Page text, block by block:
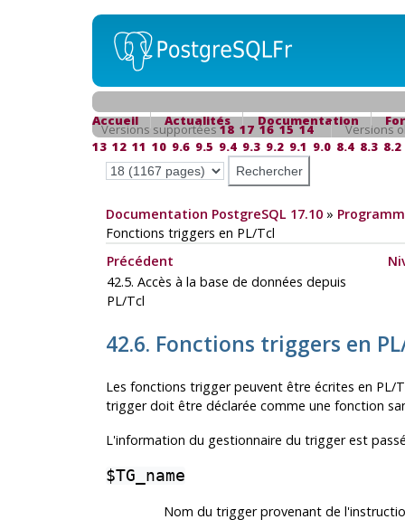
Accueil Actualités Documentation
Versions supportées18 17 16 15 14
Versions
13 12 11 10 9.6 9.5 9.4 9.3 9.2 9.1 9.0 8.4 8.3 8.2
Documentation PostgreSQL 17.10»
Fonctions triggers en PL/Tcl
Précédent
42.5. Accès à la base de données depuis
PL/Tcl
42.6. Fonctions triggers en
Les fonctions trigger peuvent être écrites en PL/
trigger doit être déclarée comme une fonction
L'information du gestionnaire du trigger est
$TG_name
Nom du trigger provenant de